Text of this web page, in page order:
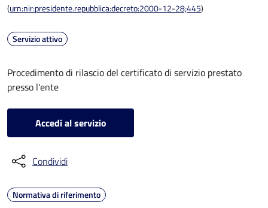
(urn:nir:presidente.repubblica:decreto:2000-12-28;445)
Servizio attivo
Procedimento di rilascio del certificato di servizio prestato
presso l'ente
Accedi al servizio
Condividi
Normativa di riferimento